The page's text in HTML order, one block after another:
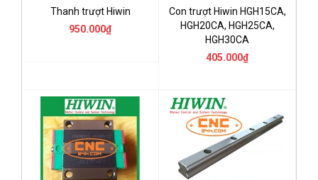
Thanh trượt Hiwin
950.000₫
Con trượt Hiwin HGH15CA,
HGH20CA, HGH25CA,
HGH30CA
405.000₫